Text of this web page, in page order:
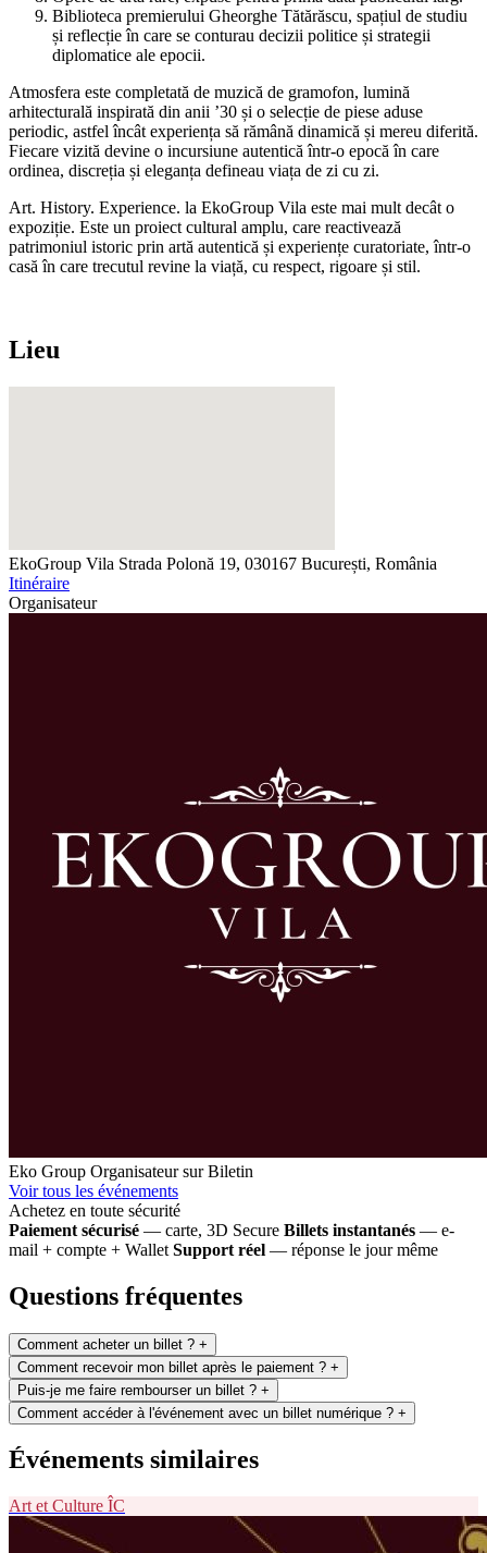
Biblioteca premierului Gheorghe Tătărăscu, spațiul de studiu
și reflecție în care se conturau decizii politice și strategii
diplomatice ale epocii.
Atmosfera este completată de muzică de gramofon, lumină
arhitecturală inspirată din anii ’30 și o selecție de piese aduse
periodic, astfel încât experiența să rămână dinamică și mereu diferită.
Fiecare vizită devine o incursiune autentică într-o epocă în care
ordinea, discreția și eleganța defineau viața de zi cu zi.
Art. History. Experience. la EkoGroup Vila este mai mult decât o
expoziție. Este un proiect cultural amplu, care reactivează
patrimoniul istoric prin artă autentică și experiențe curatoriate, într-o
casă în care trecutul revine la viață, cu respect, rigoare și stil.
Lieu
EkoGroup Vila Strada Polonă 19, 030167 București, România
Itinéraire
Organisateur
Eko Group Organisateur sur Biletin
Voir tous les événements
Achetez en toute sécurité
Paiement sécurisé — carte, 3D Secure Billets instantanés — e-
mail + compte + Wallet Support réel — réponse le jour même
Questions fréquentes
Comment acheter un billet ? +
Comment recevoir mon billet après le paiement ? +
Puis-je me faire rembourser un billet ? +
Comment accéder à l'événement avec un billet numérique ? +
Événements similaires
Art et Culture ÎC